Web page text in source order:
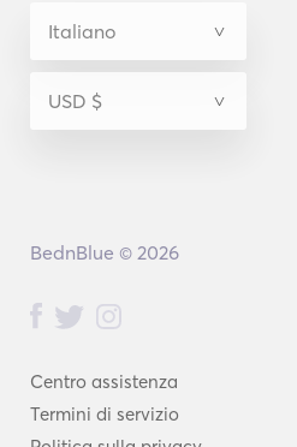
Centro assistenza
Termini di servizio
BednBlue © 2026